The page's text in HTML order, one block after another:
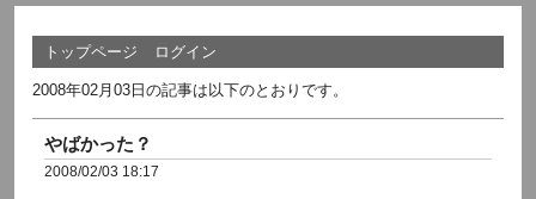
トップページ ログイン
2008年02月03日の記事は以下のとおりです。
やばかった？
2008/02/03 18:17